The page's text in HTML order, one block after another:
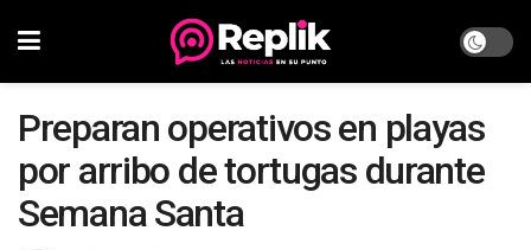
Preparan operativos en playas
por arribo de tortugas durante
Semana Santa